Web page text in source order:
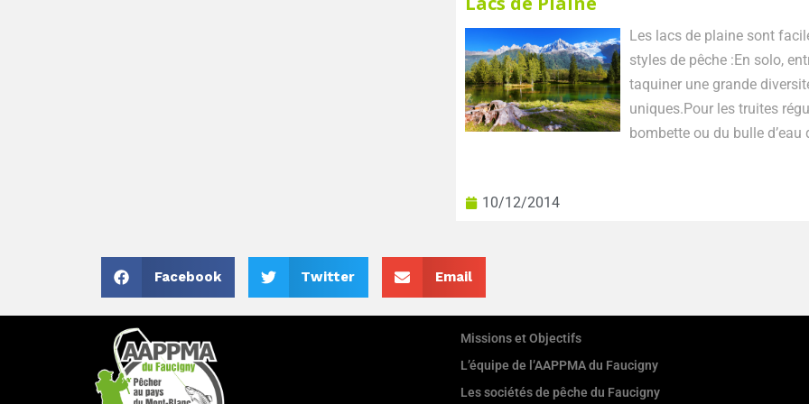
Les lacs de plaine sont faciles d’accès. On peut
styles de pêche :En solo,
taquiner une grande
uniques.Pour les truites
bombette ou du bulle
10/12/2014
Facebook Twitter Email
Missions et Objectifs
L’équipe de l’AAPPMA du Faucigny
Les sociétés de pêche du Faucigny